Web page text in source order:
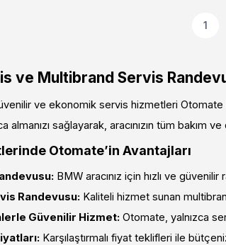
1
ve Multibrand Servis
ve ekonomik servis hizmetleri
almanızı sağlayarak, aracınızın tüm bakım ve
Otomate’in Avantajları
BMW aracınız için hızlı ve güvenilir
Randevusu: Kaliteli hizmet sunan
Güvenilir Hizmet: Otomate, yalnızca
Karşılaştırmalı fiyat teklifleri ile